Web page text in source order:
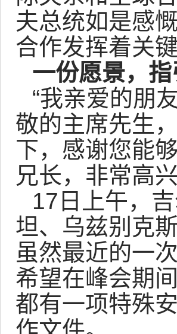
夫总统如是感
合作发挥着关
一份愿景，
“我亲爱的朋
敬的主席先生
下，感谢您能
兄长，非常高
17日上午，
坦、乌兹别克
虽然最近的一
希望在峰会期
都有一项特殊